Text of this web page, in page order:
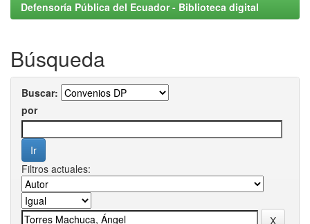
Defensoría Pública del Ecuador - Biblioteca digital
Búsqueda
Buscar:
por
Filtros actuales: